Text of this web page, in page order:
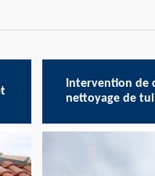
Intervention de
nettoyage de